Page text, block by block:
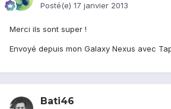
Posté(e) 17 janvier 2013
Merci ils sont super !
Envoyé depuis mon Galaxy Nexus avec
Bati46